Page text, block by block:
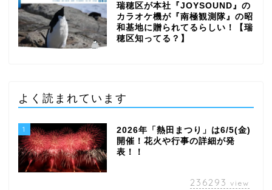
瑞穂区が本社『JOYSOUND』の
カラオケ機が『南極観測隊』の昭
和基地に贈られてるらしい！【瑞
穂区知ってる？】
よく読まれています
1
2026年「熱田まつり」は6/5(金)
開催！花火や行事の詳細が発
表！！
236293 view